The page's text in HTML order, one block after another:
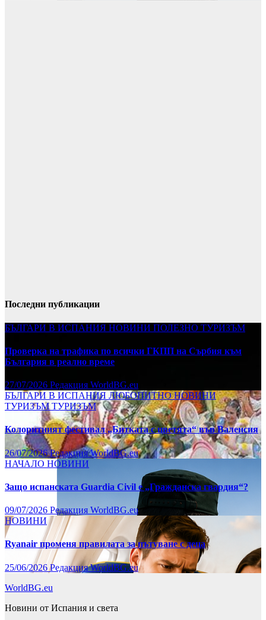
Последни публикации
БЪЛГАРИ В ИСПАНИЯ НОВИНИ ПОЛЕЗНО ТУРИЗЪМ
Проверка на трафика по всички ГКПП на Сърбия към
България в реално време
27/07/2026 Редакция WorldBG.eu
БЪЛГАРИ В ИСПАНИЯ ЛЮБОПИТНОНОВИНИ
ТУРИЗЪМТУРИЗЪМ
Колоритният фестивал „Битката с цветята“ във Валенсия
26/07/2026Редакция WorldBG.eu
НАЧАЛО НОВИНИ
Защо испанската Guardia Civil е „Гражданска гвардия“?
09/07/2026 Редакция WorldBG.eu
НОВИНИ
Ryanair променя правилата за пътуване с деца
25/06/2026Редакция WorldBG.eu
WorldBG.eu
Новини от Испания и света